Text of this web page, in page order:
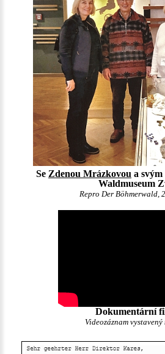
Se Zdenou Mrázkovou a
Waldmuseum
Repro Der Böhmerwald,
Dokumentární
Videozáznam vystavený